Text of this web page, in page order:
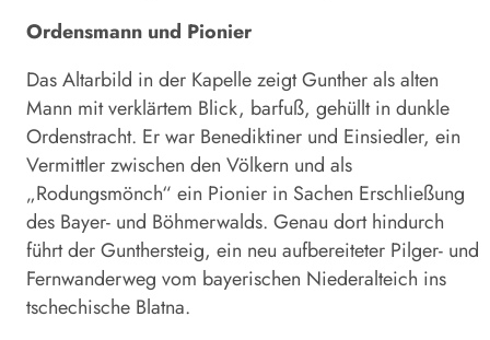
Ordensmann und Pionier
Das Altarbild in der Kapelle zeigt Gunther als alten
Mann mit verklärtem Blick, barfuß, gehüllt in dunkle
Ordenstracht. Er war Benediktiner und Einsiedler, ein
Vermittler zwischen den Völkern und als
„Rodungsmönch“ ein Pionier in Sachen Erschließung
des Bayer- und Böhmerwalds. Genau dort hindurch
führt der Gunthersteig, ein neu aufbereiteter Pilger- und
Fernwanderweg vom bayerischen Niederalteich ins
tschechische Blatna.